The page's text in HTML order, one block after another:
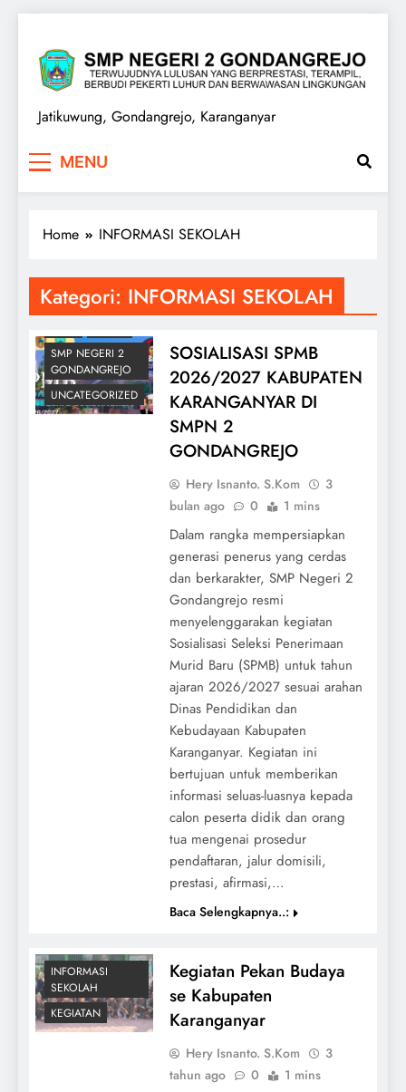
content
SMPN 2 GONDANGREJO
Jatikuwung, Gondangrejo, Karanganyar
MENU
Home INFORMASI SEKOLAH
Kategori: INFORMASI SEKOLAH
BELAJAR ONLINE
INFORMASI
LAYANAN PUBLIK
PENGUMUMAN
SMP NEGERI 2
GONDANGREJO
UNCATEGORIZED
SOSIALISASI SPMB
2026/2027 KABUPATEN
KARANGANYAR DI
SMPN 2
GONDANGREJO
Hery Isnanto. S.Kom
3
bulan ago
0 1 mins
Dalam rangka mempersiapkan
generasi penerus yang cerdas
dan berkarakter, SMP Negeri 2
Gondangrejo resmi
menyelenggarakan kegiatan
Sosialisasi Seleksi Penerimaan
Murid Baru (SPMB) untuk tahun
ajaran 2026/2027 sesuai arahan
Dinas Pendidikan dan
Kebudayaan Kabupaten
Karanganyar. Kegiatan ini
bertujuan untuk memberikan
informasi seluas-luasnya kepada
calon peserta didik dan orang
tua mengenai prosedur
pendaftaran, jalur domisili,
prestasi, afirmasi,…
Baca Selengkapnya..:
INFORMASI
SEKOLAH
KEGIATAN
Kegiatan Pekan Budaya
se Kabupaten
Karanganyar
Hery Isnanto. S.Kom
3
tahun ago
0 1 mins